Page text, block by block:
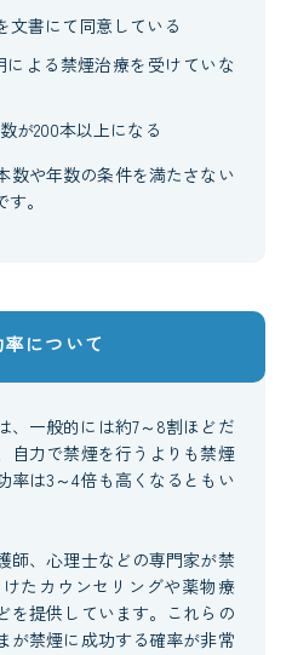
文書にて同意している
よる禁煙治療を受けていな
が200本以上になる
数や年数の条件を満たさない
。
について
、一般的には約7～8割ほどだ
自力で禁煙を行うよりも禁煙
率は3～4倍も高くなるともい
師、心理士などの専門家が禁
たカウンセリングや薬物療
を提供しています。これらの
が禁煙に成功する確率が非常